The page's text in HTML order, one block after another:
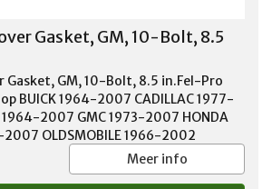
Gasket, GM, 10-Bolt, 8.5
GM, 10-Bolt, 8.5 in.Fel-Pro
BUICK 1964-2007 CADILLAC 1977-
1964-2007 GMC 1973-2007 HONDA
2007 OLDSMOBILE 1966-2002
Meer info